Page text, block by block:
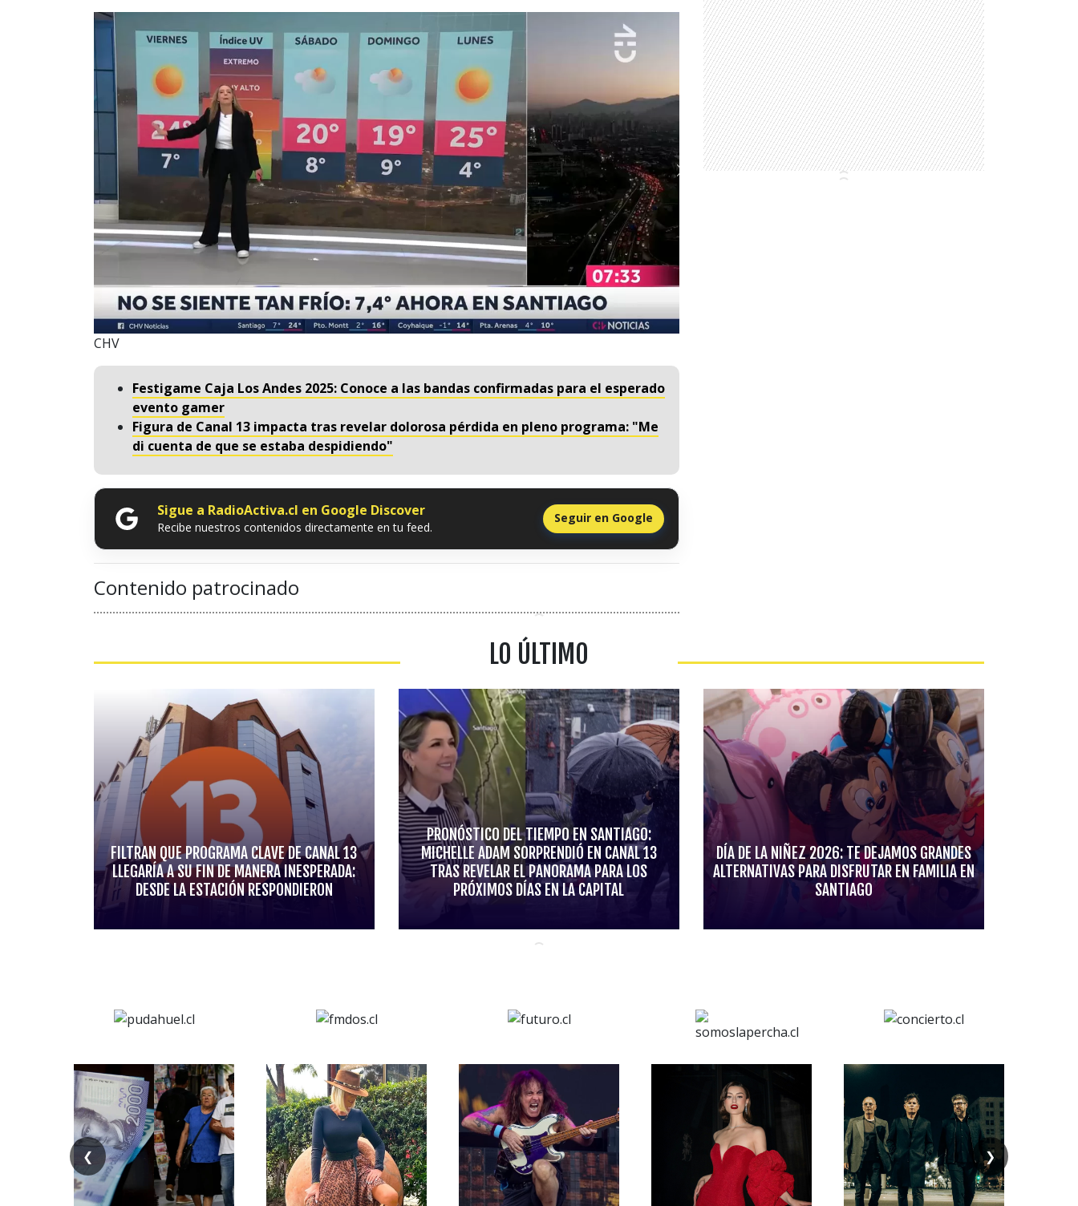
CHV
Festigame Caja Los Andes 2025: Conoce a las bandas confirmadas para el esperado
evento gamer
Figura de Canal 13 impacta tras revelar dolorosa pérdida en pleno programa: "Me
di cuenta de que se estaba despidiendo"
Sigue a RadioActiva.cl en Google Discover
Recibe nuestros contenidos directamente en tu feed.
Seguir en Google
Contenido patrocinado
LO ÚLTIMO
FILTRAN QUE PROGRAMA CLAVE DE CANAL 13
LLEGARÍA A SU FIN DE MANERA INESPERADA:
DESDE LA ESTACIÓN RESPONDIERON
PRONÓSTICO DEL TIEMPO EN SANTIAGO:
MICHELLE ADAM SORPRENDIÓ EN CANAL 13
TRAS REVELAR EL PANORAMA PARA LOS
PRÓXIMOS DÍAS EN LA CAPITAL
DÍA DE LA NIÑEZ 2026: TE DEJAMOS GRANDES
ALTERNATIVAS PARA DISFRUTAR EN FAMILIA EN
SANTIAGO
❮ ❯